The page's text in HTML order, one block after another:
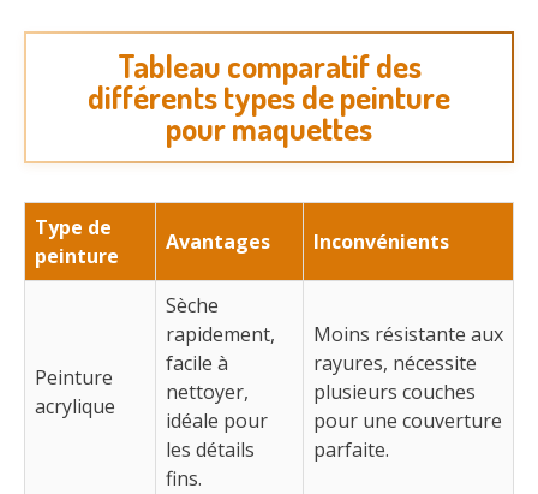
Tableau comparatif des
différents types de peinture
pour maquettes
Type de
peinture
Avantages Inconvénients
Peinture
acrylique
Sèche
rapidement,
facile à
nettoyer,
idéale pour
les détails
fins.
Moins résistante aux
rayures, nécessite
plusieurs couches
pour une couverture
parfaite.